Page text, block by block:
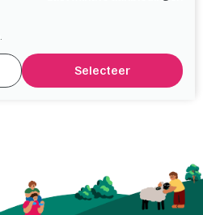
Selecteer